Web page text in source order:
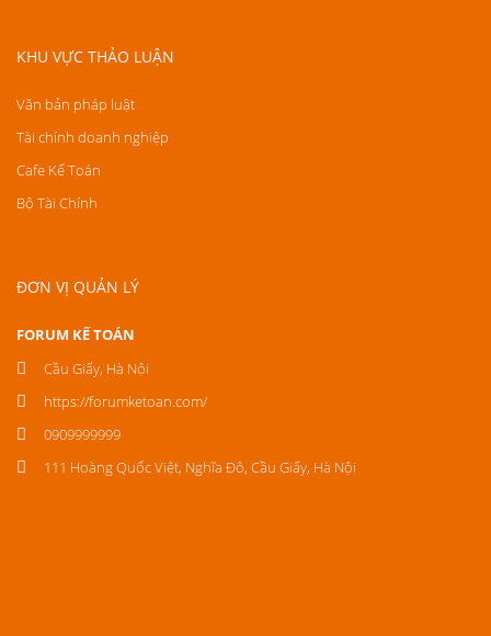
KHU VỰC THẢO LUẬN
Văn bản pháp luật
Tài chính doanh nghiệp
Cafe Kế Toán
Bộ Tài Chính
ĐƠN VỊ QUẢN LÝ
FORUM KẾ TOÁN
Cầu Giấy, Hà Nội
https://forumketoan.com/
0909999999
111 Hoàng Quốc Việt, Nghĩa Đô, Cầu Giấy, Hà Nội